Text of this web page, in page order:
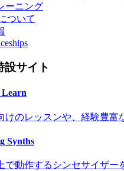
ーニング
ついて
設サイト
Learn
けのレッスンや、経験豊富
Synths
で動作するシンセサイザー